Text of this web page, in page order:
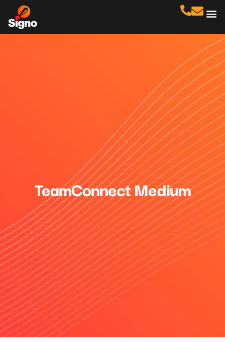
TeamConnect Medium